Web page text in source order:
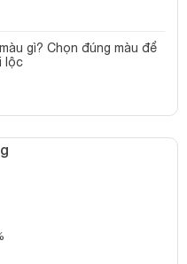
gì? Chọn đúng màu để
lộc